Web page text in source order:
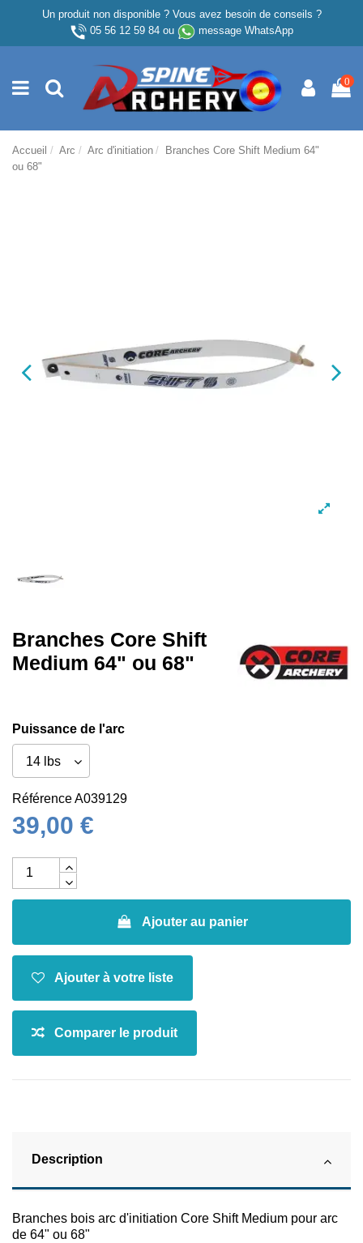
Un produit non disponible ? Vous avez besoin de conseils ?
05 56 12 59 84ou message WhatsApp
0
Accueil Arc Arc d'initiation
Branches Core Shift Medium 64"
ou 68"
Branches Core Shift
Medium 64" ou 68"
Puissance de l'arc
RéférenceA039129
39,00 €
Ajouter au panier
Description
Branches bois arc d'initiation Core Shift Medium pour arc
de 64" ou 68"